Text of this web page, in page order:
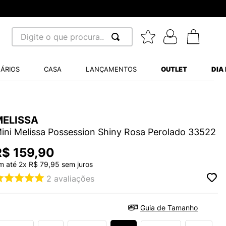
Digite o que procura...
CASA LANÇAMENTOS OUTLET DIA
Melissa Possession Shiny Rosa Perolado 33522
159,90
até 2x R$ 79,95 sem juros
2 avaliações
Guia de Tamanho
BALANCE 530
BABY